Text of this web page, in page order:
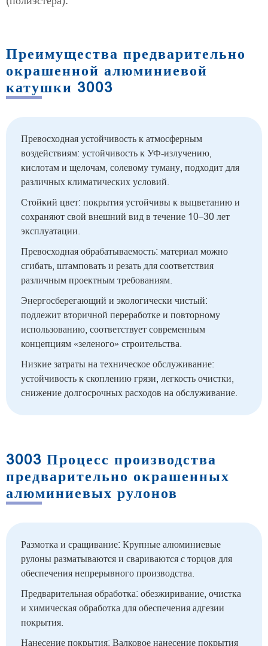
Преимущества предварительно
окрашенной алюминиевой
катушки 3003
Превосходная устойчивость к атмосферным
воздействиям: устойчивость к УФ-излучению,
кислотам и щелочам, солевому туману, подходит для
различных климатических условий.
Стойкий цвет: покрытия устойчивы к выцветанию и
сохраняют свой внешний вид в течение 10–30 лет
эксплуатации.
Превосходная обрабатываемость: материал можно
сгибать, штамповать и резать для соответствия
различным проектным требованиям.
Энергосберегающий и экологически чистый:
подлежит вторичной переработке и повторному
использованию, соответствует современным
концепциям «зеленого» строительства.
Низкие затраты на техническое обслуживание:
устойчивость к скоплению грязи, легкость очистки,
снижение долгосрочных расходов на обслуживание.
3003 Процесс производства
предварительно окрашенных
алюминиевых рулонов
Размотка и сращивание: Крупные алюминиевые
рулоны разматываются и свариваются с торцов для
обеспечения непрерывного производства.
Предварительная обработка: обезжиривание, очистка
и химическая обработка для обеспечения адгезии
покрытия.
Нанесение покрытия: Валковое нанесение покрытия